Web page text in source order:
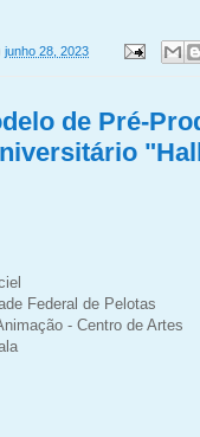
junho 28, 2023
de Pré-
Federal de Pelotas
- Centro de Artes